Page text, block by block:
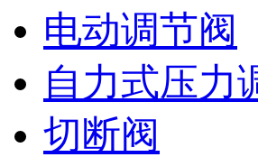
电动调节阀
自力式压力
切断阀